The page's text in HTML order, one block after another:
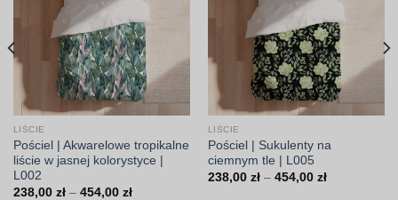
LIŚCIE
Pościel | Akwarelowe tropikalne
liście w jasnej kolorystyce |
L002
238,00 zł – 454,00 złZakres
LIŚCIE
Pościel | Sukulenty na
ciemnym tle | L005
238,00 zł – 454,00 złZakres